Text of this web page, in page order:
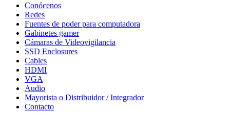
Conócenos
Redes
Fuentes de poder para computadora
Gabinetes gamer
Cámaras de Videovigilancia
SSD Enclosures
Cables
HDMI
VGA
Audio
Mayorista o Distribuidor / Integrador
Contacto